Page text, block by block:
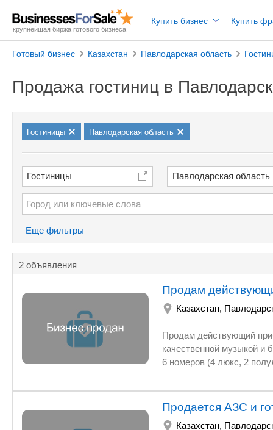
крупнейшая биржа готового бизнеса
Купить бизнес Купить
Готовый бизнес Казахстан Павлодарская область
Продажа гостиниц в
Гостиницы Павлодарская область
Гостиницы Павлодарская область
Еще фильтры
2 объявления
Продам
Казахстан,
Продам действующий
качественной музыкой и
6 номеров (4 люкс, 2
миниАТС,
Продается АЗС и
Казахстан,